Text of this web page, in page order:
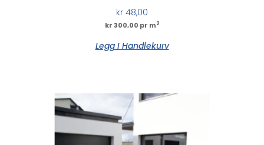
kr 48,00
kr 300,00 pr m2
Legg I Handlekurv